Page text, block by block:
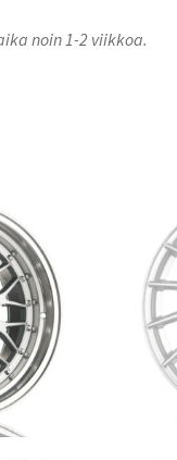
noin 1-2 viikkoa.